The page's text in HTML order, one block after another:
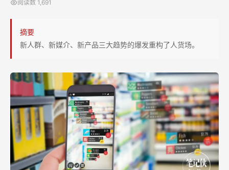
阅读数 1,691
摘要
新人群、新媒介、新产品三大趋势的爆发重构了人货场。